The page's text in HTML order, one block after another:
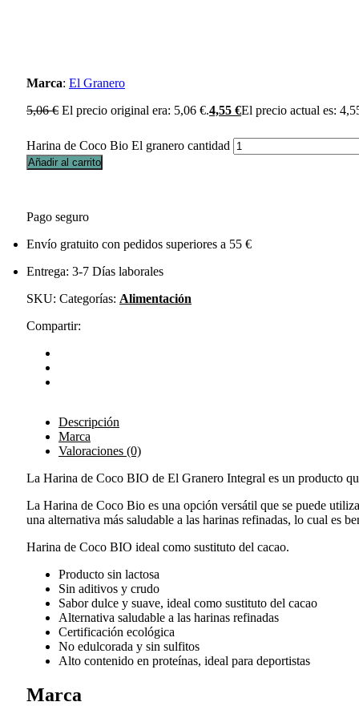
Marca: El Granero
5,06€ El precio original era: 5,06 €.4,55 €El precio actual es:
Harina de Coco Bio El granero cantidad
Añadir al carrito
Pago seguro
Envío gratuito con pedidos superiores a 55 €
Entrega: 3-7 Días laborales
SKU: Categorías: Alimentación
Compartir:
Descripción
Marca
Valoraciones (0)
La Harina de Coco BIO de El Granero Integral es un producto
La Harina de Coco Bio es una opción versátil que se puede
una alternativa más saludable a las harinas refinadas, lo cual es
Harina de Coco BIO ideal como sustituto del cacao.
Producto sin lactosa
Sin aditivos y crudo
Sabor dulce y suave, ideal como sustituto del cacao
Alternativa saludable a las harinas refinadas
Certificación ecológica
No edulcorada y sin sulfitos
Alto contenido en proteínas, ideal para deportistas
Marca